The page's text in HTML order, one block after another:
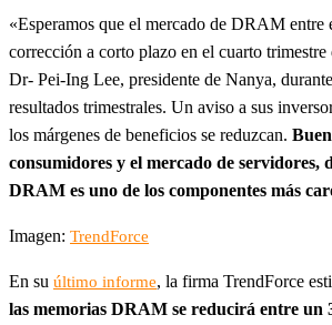
«Esperamos que el mercado de DRAM entre
corrección a corto plazo en el cuarto
Dr- Pei-Ing Lee, presidente de Nanya,
resultados trimestrales. Un aviso a sus
los márgenes de beneficios se reduzcan.
consumidores y el mercado de servidores,
DRAM es uno de los componentes más
Imagen: TrendForce
En su último informe, la firma TrendForce
las memorias DRAM se reducirá entre un